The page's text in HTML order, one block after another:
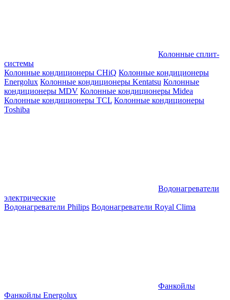
Колонные сплит-
системы
Колонные кондиционеры CHiQ Колонные кондиционеры
Energolux Колонные кондиционеры Kentatsu Колонные
кондиционеры MDV Колонные кондиционеры Midea
Колонные кондиционеры TCL Колонные кондиционеры
Toshiba
Водонагреватели
электрические
Водонагреватели Philips Водонагреватели Royal Clima
Фанкойлы
Фанкойлы Energolux